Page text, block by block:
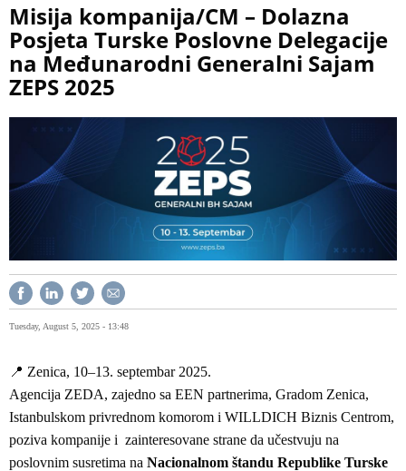
Misija kompanija/CM – Dolazna
Posjeta Turske Poslovne Delegacije
na Međunarodni Generalni Sajam
ZEPS 2025
Tuesday, August 5, 2025 - 13:48
📍 Zenica, 10–13. septembar 2025.
Agencija ZEDA, zajedno sa EEN partnerima, Gradom Zenica,
Istanbulskom privrednom komorom i WILLDICH Biznis Centrom,
poziva kompanije i zainteresovane strane da učestvuju na
poslovnim susretima na Nacionalnom štandu Republike Turske